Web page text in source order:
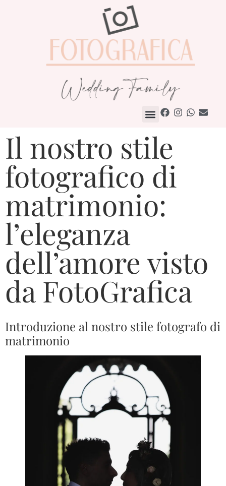
Il nostro stile
fotografico di
matrimonio:
l’eleganza
dell’amore visto
da FotoGrafica
Introduzione al nostro stile fotografo di
matrimonio